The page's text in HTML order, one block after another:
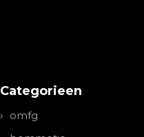
Categorieen
omfg